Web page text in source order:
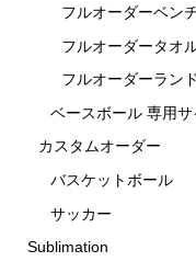
フルオーダーベン
フルオーダータオ
フルオーダーラン
ベースボール 専用サ
カスタムオーダー
バスケットボール
サッカー
Sublimation